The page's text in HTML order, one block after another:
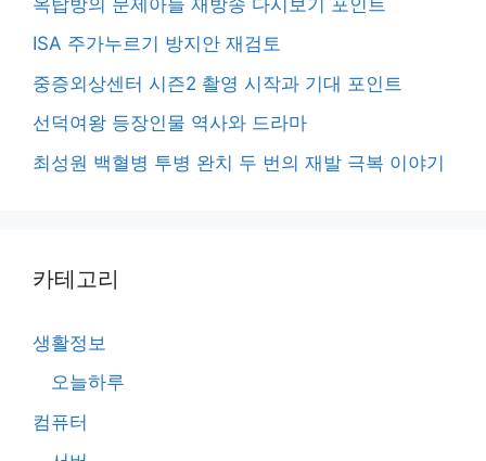
ISA 주가누르기 방지안 재검토
중증외상센터 시즌2 촬영 시작과 기대 포인트
선덕여왕 등장인물 역사와 드라마
최성원 백혈병 투병 완치 두 번의 재발 극복 이야기
카테고리
생활정보
오늘하루
컴퓨터